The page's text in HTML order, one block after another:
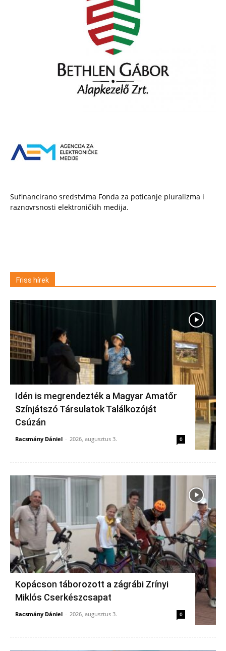
Sufinancirano sredstvima Fonda za poticanje pluralizma i
raznovrsnosti elektroničkih medija.
Friss hírek
Idén is megrendezték a Magyar Amatőr
Színjátszó Társulatok Találkozóját
Csúzán
Racsmány Dániel - 2026, augusztus 3. 0
Kopácson táborozott a zágrábi Zrínyi
Miklós Cserkészcsapat
Racsmány Dániel - 2026, augusztus 3. 0